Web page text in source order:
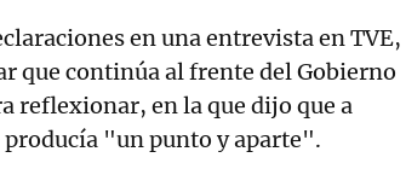
en una entrevista en TVE,
que continúa al frente del Gobierno
reflexionar, en la que dijo que a
"un punto y aparte".